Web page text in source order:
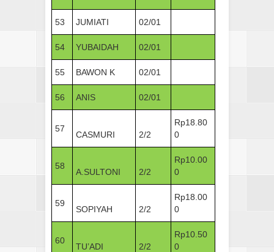
53 JUMIATI 02/01
54 YUBAIDAH 02/01
55 BAWON K 02/01
56 ANIS 02/01
57
CASMURI 2/2
Rp18.80
0
58
A.SULTONI 2/2
Rp10.00
0
59
SOPIYAH 2/2
Rp18.00
0
60
TU’ADI 2/2
Rp10.50
0